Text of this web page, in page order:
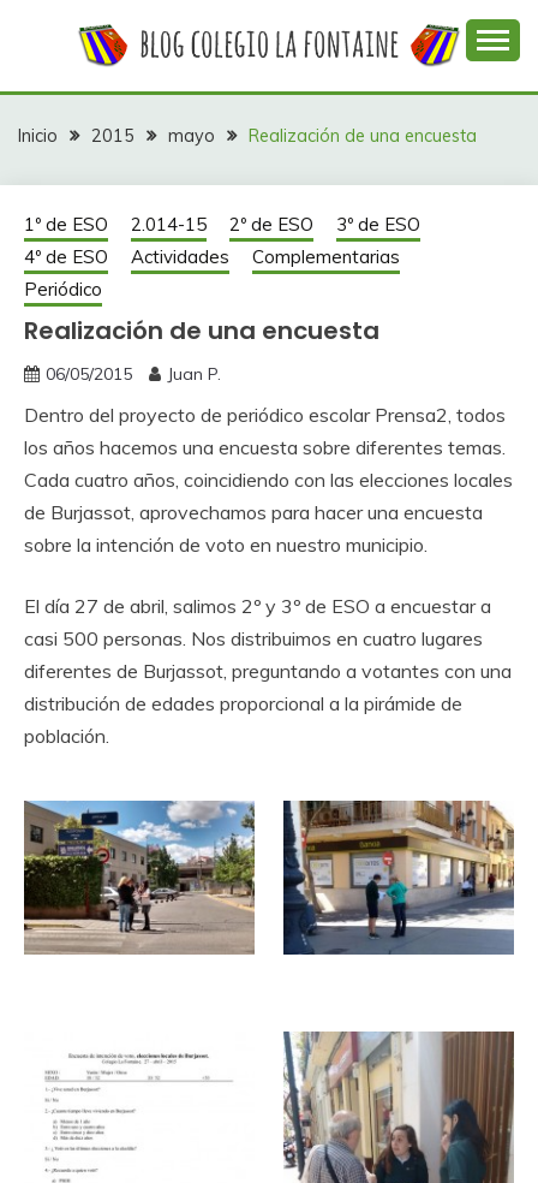
COLEGIO LA
FONTAINE
colegio La Fontaine
Inicio 2015 mayo Realización de una encuesta
1º de ESO 2.014-15 2º de ESO
3º de ESO
4º de ESO
Actividades
Complementarias
Periódico
Realización de una encuesta
06/05/2015 Juan P.
Dentro del proyecto de periódico escolar Prensa2, todos
los años hacemos una encuesta sobre diferentes temas.
Cada cuatro años, coincidiendo con las elecciones locales
de Burjassot, aprovechamos para hacer una encuesta
sobre la intención de voto en nuestro municipio.
El día 27 de abril, salimos 2º y 3º de ESO a encuestar a
casi 500 personas. Nos distribuimos en cuatro lugares
diferentes de Burjassot, preguntando a votantes con una
distribución de edades proporcional a la pirámide de
población.